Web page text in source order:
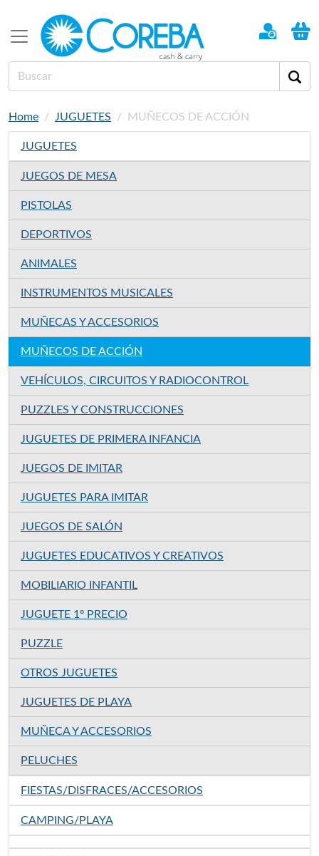
Home JUGUETES MUÑECOS DE ACCIÓN
JUGUETES
JUEGOS DE MESA
PISTOLAS
DEPORTIVOS
ANIMALES
INSTRUMENTOS MUSICALES
MUÑECAS Y ACCESORIOS
MUÑECOS DE ACCIÓN
VEHÍCULOS, CIRCUITOS Y RADIOCONTROL
PUZZLES Y CONSTRUCCIONES
JUGUETES DE PRIMERA INFANCIA
JUEGOS DE IMITAR
JUGUETES PARA IMITAR
JUEGOS DE SALÓN
JUGUETES EDUCATIVOS Y CREATIVOS
MOBILIARIO INFANTIL
JUGUETE 1º PRECIO
PUZZLE
OTROS JUGUETES
JUGUETES DE PLAYA
MUÑECA Y ACCESORIOS
PELUCHES
FIESTAS/DISFRACES/ACCESORIOS
CAMPING/PLAYA